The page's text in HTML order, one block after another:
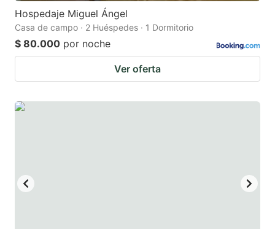
Hospedaje Miguel Ángel
Casa de campo · 2 Huéspedes · 1 Dormitorio
$ 80.000 por noche
Ver oferta